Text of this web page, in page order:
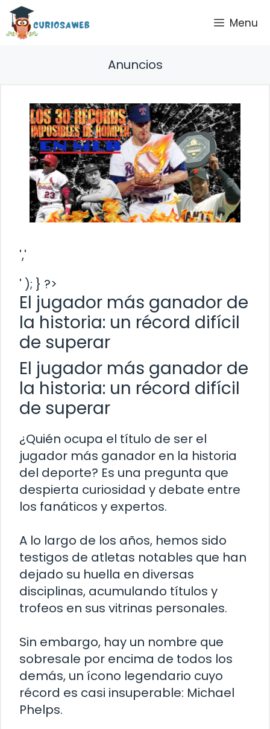
Saltar
contenido
Menu
Anuncios
','
' ); } ?>
El jugador más ganador de
la historia: un récord difícil
de superar
El jugador más ganador de
la historia: un récord difícil
de superar
¿Quién ocupa el título de ser el
jugador más ganador en la historia
del deporte? Es una pregunta que
despierta curiosidad y debate entre
los fanáticos y expertos.
A lo largo de los años, hemos sido
testigos de atletas notables que han
dejado su huella en diversas
disciplinas, acumulando títulos y
trofeos en sus vitrinas personales.
Sin embargo, hay un nombre que
sobresale por encima de todos los
demás, un ícono legendario cuyo
récord es casi insuperable: Michael
Phelps.